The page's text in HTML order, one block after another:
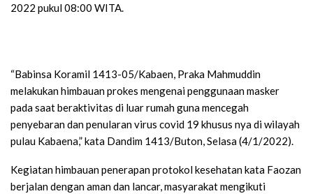
2022 pukul 08:00 WITA.
“Babinsa Koramil 1413-05/Kabaen, Praka Mahmuddin
melakukan himbauan prokes mengenai penggunaan masker
pada saat beraktivitas di luar rumah guna mencegah
penyebaran dan penularan virus covid 19 khusus nya di wilayah
pulau Kabaena,” kata Dandim 1413/Buton, Selasa (4/1/2022).
Kegiatan himbauan penerapan protokol kesehatan kata Faozan
berjalan dengan aman dan lancar, masyarakat mengikuti